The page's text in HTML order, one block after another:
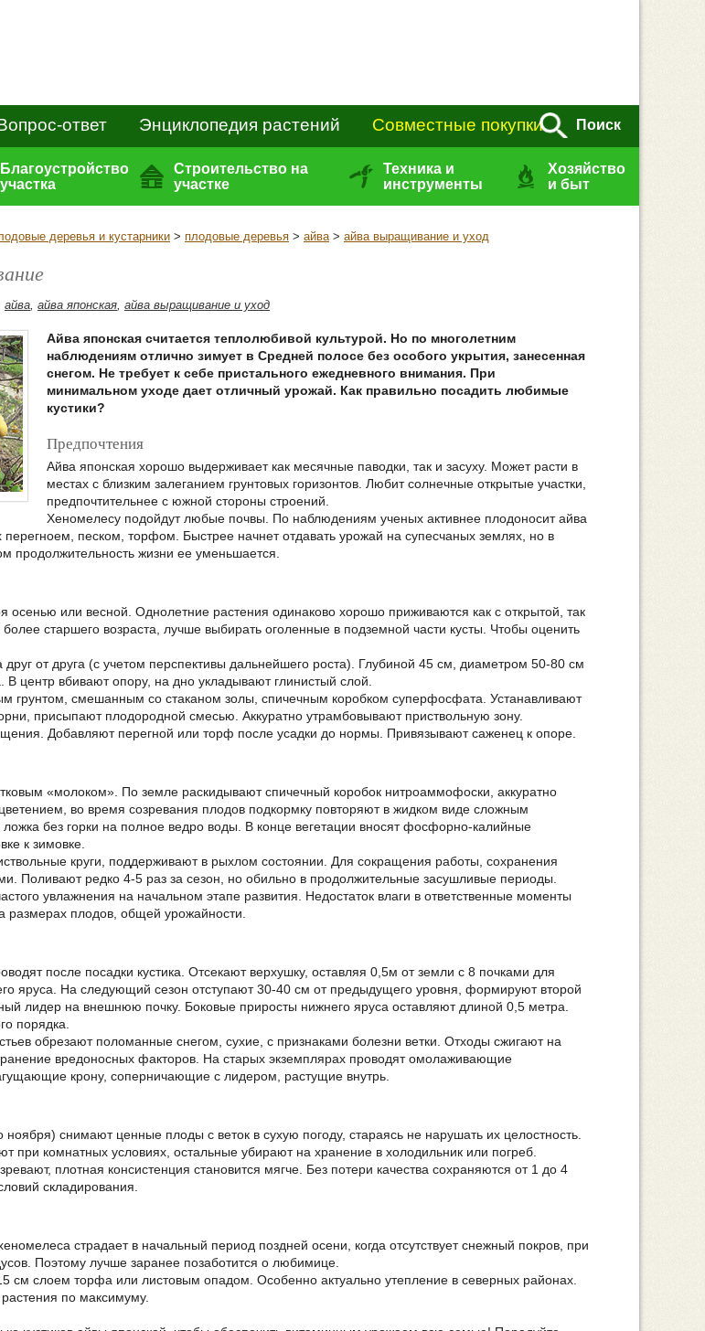
ответ Энциклопедия растений Совместные покупки Поиск
Благоустройство
участка
Строительство на
участке
Техника и
инструменты
Хозяйство
и быт
деревья и кустарники > плодовые деревья > айва> айва выращивание и уход
айва, айва японская, айва выращивание и уход
Айва японская считается теплолюбивой культурой. Но по многолетним
наблюдениям отлично зимует в Средней полосе без особого укрытия, занесенная
снегом. Не требует к себе пристального ежедневного внимания. При
минимальном уходе дает отличный урожай. Как правильно посадить любимые
кустики?
Предпочтения
Айва японская хорошо выдерживает как месячные паводки, так и засуху. Может расти в
местах с близким залеганием грунтовых горизонтов. Любит солнечные открытые участки,
предпочтительнее с южной стороны строений.
Хеномелесу подойдут любые почвы. По наблюдениям ученых активнее плодоносит айва
перегноем, песком, торфом. Быстрее начнет отдавать урожай на супесчаных землях, но в
продолжительность жизни ее уменьшается.
осенью или весной. Однолетние растения одинаково хорошо приживаются как с открытой, так
старшего возраста, лучше выбирать оголенные в подземной части кусты. Чтобы оценить
от друга (с учетом перспективы дальнейшего роста). Глубиной 45 см, диаметром 50-80 см
В центр вбивают опору, на дно укладывают глинистый слой.
грунтом, смешанным со стаканом золы, спичечным коробком суперфосфата. Устанавливают
присыпают плодородной смесью. Аккуратно утрамбовывают приствольную зону.
Добавляют перегной или торф после усадки до нормы. Привязывают саженец к опоре.
«молоком». По земле раскидывают спичечный коробок нитроаммофоски, аккуратно
во время созревания плодов подкормку повторяют в жидком виде сложным
без горки на полное ведро воды. В конце вегетации вносят фосфорно-калийные
к зимовке.
круги, поддерживают в рыхлом состоянии. Для сокращения работы, сохранения
Поливают редко 4-5 раз за сезон, но обильно в продолжительные засушливые периоды.
увлажнения на начальном этапе развития. Недостаток влаги в ответственные моменты
размерах плодов, общей урожайности.
после посадки кустика. Отсекают верхушку, оставляя 0,5м от земли с 8 почками для
яруса. На следующий сезон отступают 30-40 см от предыдущего уровня, формируют второй
лидер на внешнюю почку. Боковые приросты нижнего яруса оставляют длиной 0,5 метра.
порядка.
обрезают поломанные снегом, сухие, с признаками болезни ветки. Отходы сжигают на
вредоносных факторов. На старых экземплярах проводят омолаживающие
крону, соперничающие с лидером, растущие внутрь.
снимают ценные плоды с веток в сухую погоду, стараясь не нарушать их целостность.
при комнатных условиях, остальные убирают на хранение в холодильник или погреб.
плотная консистенция становится мягче. Без потери качества сохраняются от 1 до 4
складирования.
страдает в начальный период поздней осени, когда отсутствует снежный покров, при
Поэтому лучше заранее позаботится о любимице.
см слоем торфа или листовым опадом. Особенно актуально утепление в северных районах.
по максимуму.